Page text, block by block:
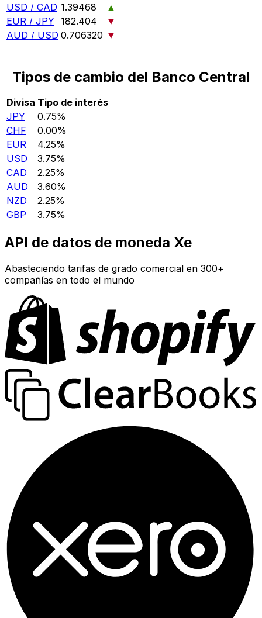
USD / CAD 1.39468
▲
EUR / JPY 182.404
▼
AUD / USD 0.706320 ▼
Tipos de cambio del Banco Central
Divisa Tipo de interés
JPY
0.75%
CHF
0.00%
EUR
4.25%
USD
3.75%
CAD
2.25%
AUD
3.60%
NZD
2.25%
GBP
3.75%
API de datos de moneda Xe
Abasteciendo tarifas de grado comercial en 300+
compañías en todo el mundo